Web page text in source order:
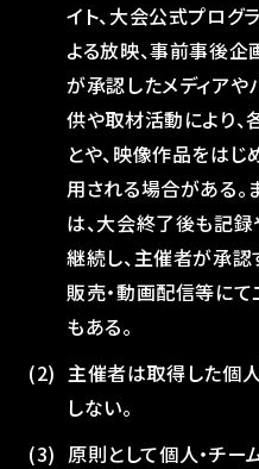
イト、大会公式プログ
よる放映、事前事後
が承認したメディア
供や取材活動により
とや、映像作品をは
用される場合がある
は、大会終了後も記
継続し、主催者が承
販売・動画配信等に
もある。
主催者は取得した個
しない。
原則として個人・チ